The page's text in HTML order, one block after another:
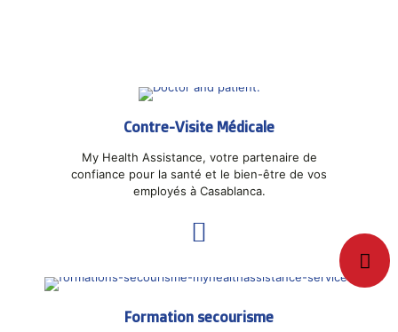
Contre-Visite Médicale
My Health Assistance, votre partenaire de
confiance pour la santé et le bien-être de vos
employés à Casablanca.
Formation secourisme